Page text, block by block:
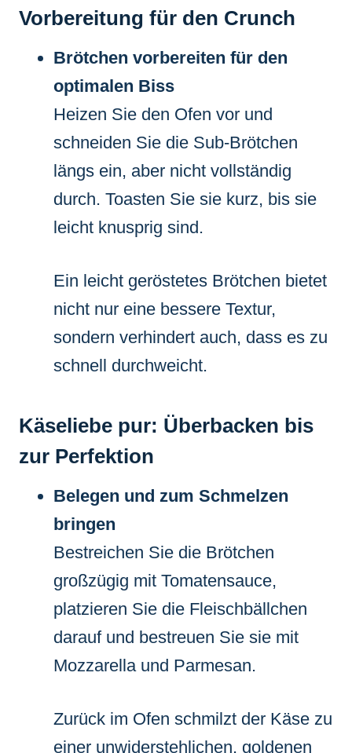
Vorbereitung für den Crunch
Brötchen vorbereiten für den
optimalen Biss
Heizen Sie den Ofen vor und
schneiden Sie die Sub-Brötchen
längs ein, aber nicht vollständig
durch. Toasten Sie sie kurz, bis sie
leicht knusprig sind.
Ein leicht geröstetes Brötchen bietet
nicht nur eine bessere Textur,
sondern verhindert auch, dass es zu
schnell durchweicht.
Käseliebe pur: Überbacken bis
zur Perfektion
Belegen und zum Schmelzen
bringen
Bestreichen Sie die Brötchen
großzügig mit Tomatensauce,
platzieren Sie die Fleischbällchen
darauf und bestreuen Sie sie mit
Mozzarella und Parmesan.
Zurück im Ofen schmilzt der Käse zu
einer unwiderstehlichen, goldenen